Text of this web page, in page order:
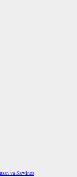
va Sarvinoz